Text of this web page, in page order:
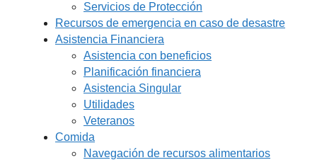
Servicios de Protección
Recursos de emergencia en caso de desastre
Asistencia Financiera
Asistencia con beneficios
Planificación financiera
Asistencia Singular
Utilidades
Veteranos
Comida
Navegación de recursos alimentarios